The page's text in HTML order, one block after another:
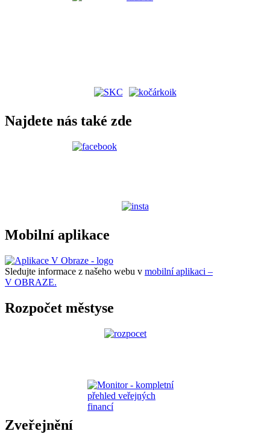
Najdete nás také zde
Mobilní aplikace
Sledujte informace z našeho webu v mobilní aplikaci –
V OBRAZE.
Rozpočet městyse
Zveřejnění